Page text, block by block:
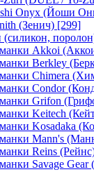
Onyx (Йоши
(Зенич) [299]
Akkoi
Berkley
Chimera
Condor
Grifon
Keitech
Kosadaka
Mann's
Reins
Savage Gear